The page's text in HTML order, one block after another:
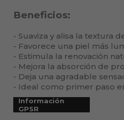
Beneficios:
- Suaviza y alisa la textura
- Favorece una piel más
- Estimula la renovación
- Mejora la absorción de
- Deja una agradable
- Ideal como primer paso
Información
GPSR